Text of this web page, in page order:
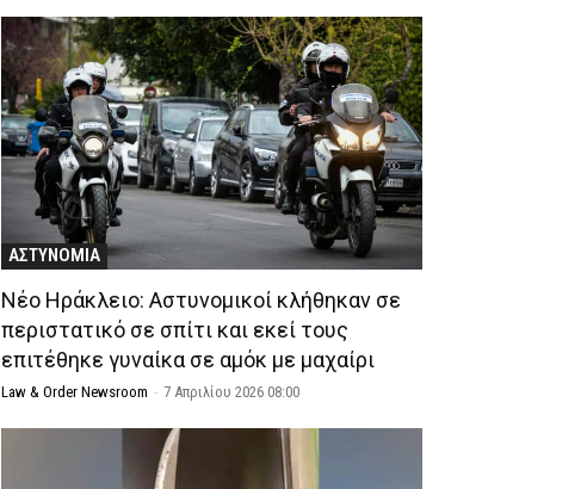
ΑΣΤΥΝΟΜΙΑ
Νέο Ηράκλειο: Αστυνομικοί κλήθηκαν σε
περιστατικό σε σπίτι και εκεί τους
επιτέθηκε γυναίκα σε αμόκ με μαχαίρι
Law & Order Newsroom - 7 Απριλίου 2026 08:00